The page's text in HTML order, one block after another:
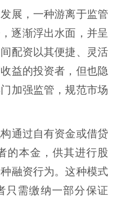
展，一种游离于监管
逐渐浮出水面，并呈
配资以其便捷、灵活
益的投资者，但也隐
加强监管，规范市场
通过自有资金或借贷
的本金，供其进行股
融资行为。这种模式
只需缴纳一部分保证